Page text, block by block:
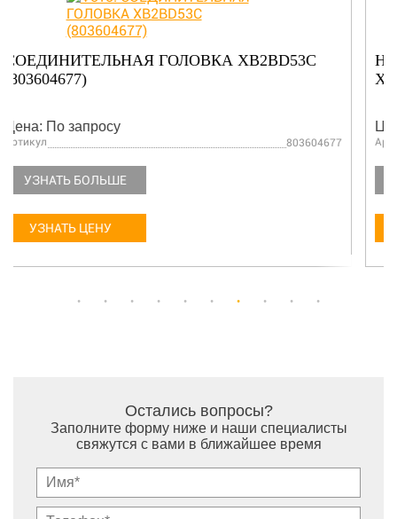
НАПРАВЛЯЮЩАЯ МЕДНАЯ АВТОГРЕЙДЕР
XCMG 165 381601244
Цена: По запросу
Артикул 381601244
УЗНАТЬ БОЛЬШЕ
УЗНАТЬ ЦЕНУ
Остались вопросы?
Заполните форму ниже и наши специалисты
свяжутся с вами в ближайшее время